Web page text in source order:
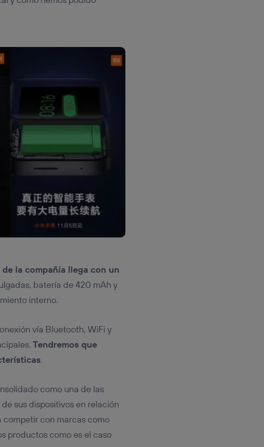
la compañía llega con un
batería de 420 mAh y
interno.
vía Bluetooth, WiFi y
Tendremos que
.
como una de las
sus dispositivos en relación
competir con marcas como
productos como es el caso